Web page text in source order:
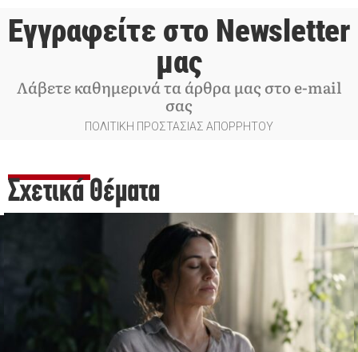
Εγγραφείτε στο Newsletter
μας
Λάβετε καθημερινά τα άρθρα μας στο e-mail
σας
ΠΟΛΙΤΙΚΗ ΠΡΟΣΤΑΣΙΑΣ ΑΠΟΡΡΗΤΟΥ
Σχετικά Θέματα